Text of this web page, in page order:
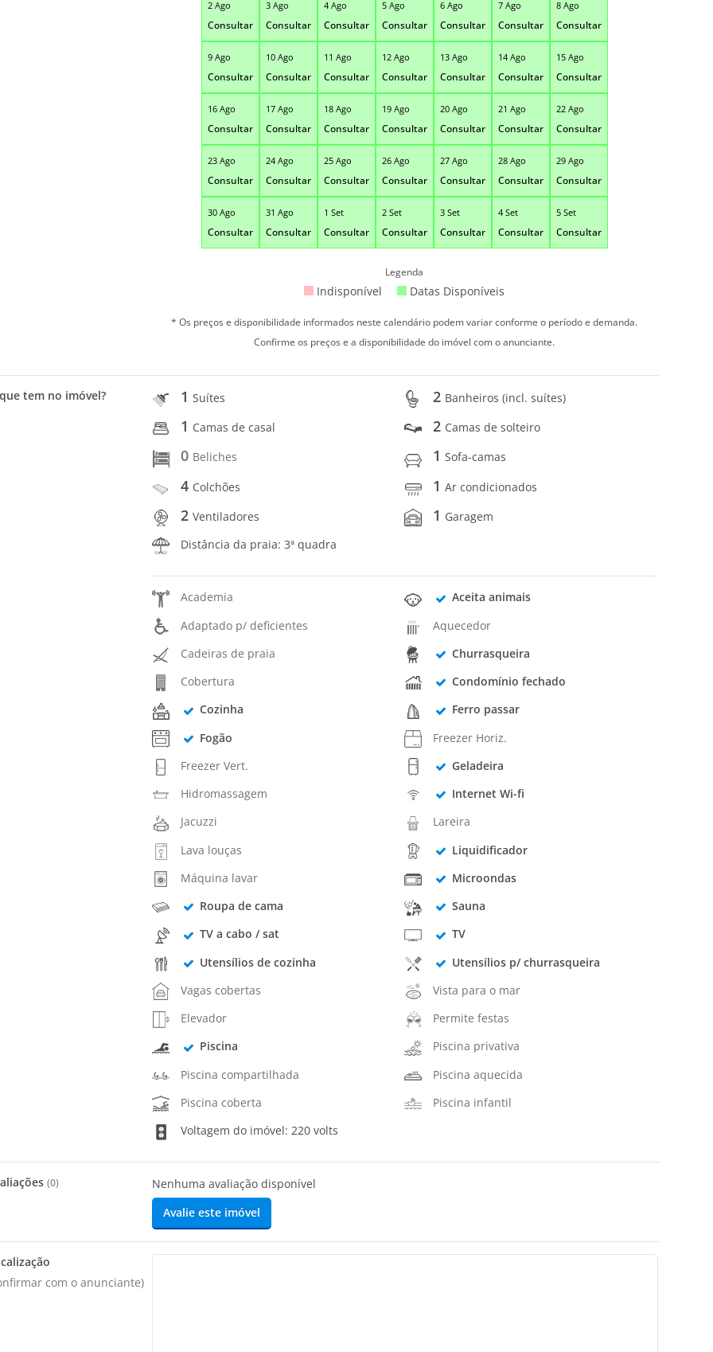
2 Ago
Consultar
3 Ago
Consultar
4 Ago
Consultar
5 Ago
Consultar
6 Ago
Consultar
7 Ago
Consultar
8 Ago
Consultar
9 Ago
Consultar
10 Ago
Consultar
11 Ago
Consultar
12 Ago
Consultar
13 Ago
Consultar
14 Ago
Consultar
15 Ago
Consultar
16 Ago
Consultar
17 Ago
Consultar
18 Ago
Consultar
19 Ago
Consultar
20 Ago
Consultar
21 Ago
Consultar
22 Ago
Consultar
23 Ago
Consultar
24 Ago
Consultar
25 Ago
Consultar
26 Ago
Consultar
27 Ago
Consultar
28 Ago
Consultar
29 Ago
Consultar
30 Ago
Consultar
31 Ago
Consultar
1 Set
Consultar
2 Set
Consultar
3 Set
Consultar
4 Set
Consultar
5 Set
Consultar
Legenda
Indisponível Datas Disponíveis
* Os preços e disponibilidade informados neste calendário podem variar conforme o período e demanda.
Confirme os preços e a disponibilidade do imóvel com o anunciante.
tem no imóvel? 1Suítes 2 Banheiros (incl. suítes)
1 Camas de casal 2 Camas de solteiro
0 Beliches 1Sofa-camas
4 Colchões 1Ar condicionados
2Ventiladores 1 Garagem
Distância da praia: 3ª quadra
Academia
Aceita animais
Adaptado p/ deficientes
Aquecedor
Cadeiras de praia
Churrasqueira
Cobertura
Condomínio fechado
Cozinha
Ferro passar
Fogão
Freezer Horiz.
Freezer Vert.
Geladeira
Hidromassagem
Internet Wi-fi
Jacuzzi
Lareira
Lava louças
Liquidificador
Máquina lavar
Microondas
Roupa de cama
Sauna
TV a cabo / sat
TV
Utensílios de cozinha
Utensílios p/ churrasqueira
Vagas cobertas
Vista para o mar
Elevador
Permite festas
Piscina
Piscina privativa
Piscina compartilhada
Piscina aquecida
Piscina coberta
Piscina infantil
Voltagem do imóvel: 220 volts
(0)
Nenhuma avaliação disponível
Avalie este imóvel
com o anunciante)